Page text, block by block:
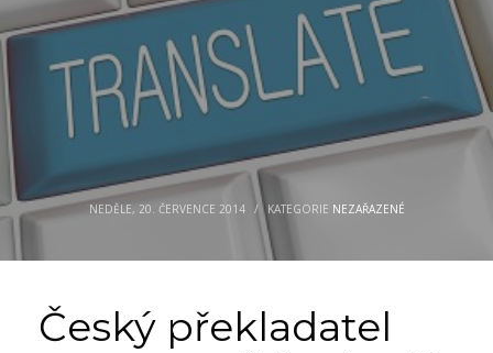
NEDĚLE, 20. ČERVENCE 2014 / KATEGORIE NEZAŘAZENÉ
Český překladatel